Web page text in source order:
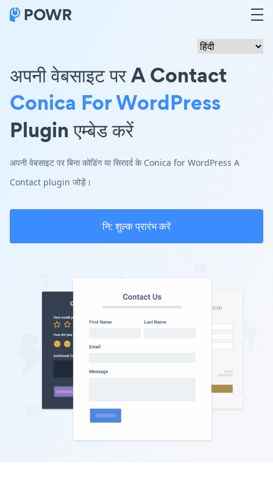
अपनी वेबसाइट पर A Contact
Conica For WordPress
Plugin एम्बेड करें
अपनी वेबसाइट पर बिना कोडिंग या सिरदर्द के Conica for WordPress A
Contact plugin जोड़ें।
नि: शुल्क प्रारंभ करें